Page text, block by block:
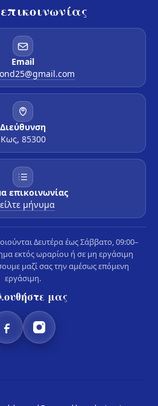
Email
Διεύθυνση
Κως, 85300
επικοινωνίας
μήνυμα
Δευτέρα έως Σάββατο, 09:00–
εκτός ωραρίου ή σε μη εργάσιμη
μαζί σας την αμέσως επόμενη
εργάσιμη.
μας